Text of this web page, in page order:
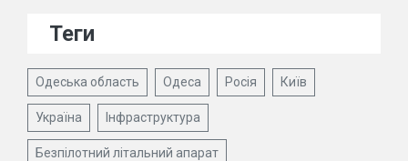
Теги
Одеська область Одеса Росія Київ
Україна Інфраструктура
Безпілотний літальний апарат